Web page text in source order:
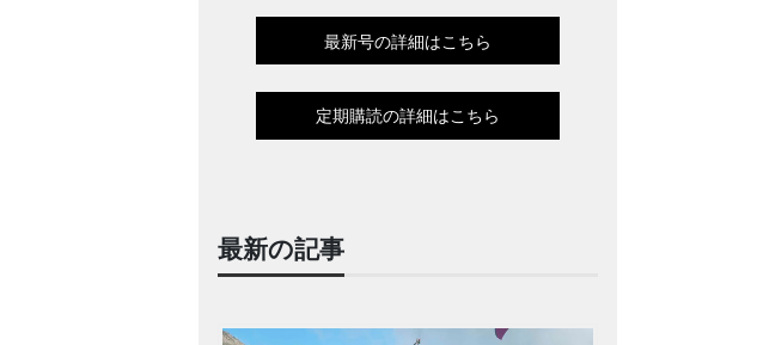
最新号の詳細はこちら
定期購読の詳細はこちら
最新の記事